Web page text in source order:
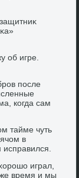
об игре.
после
когда сам
тайме чуть
в
играл,
время и мы